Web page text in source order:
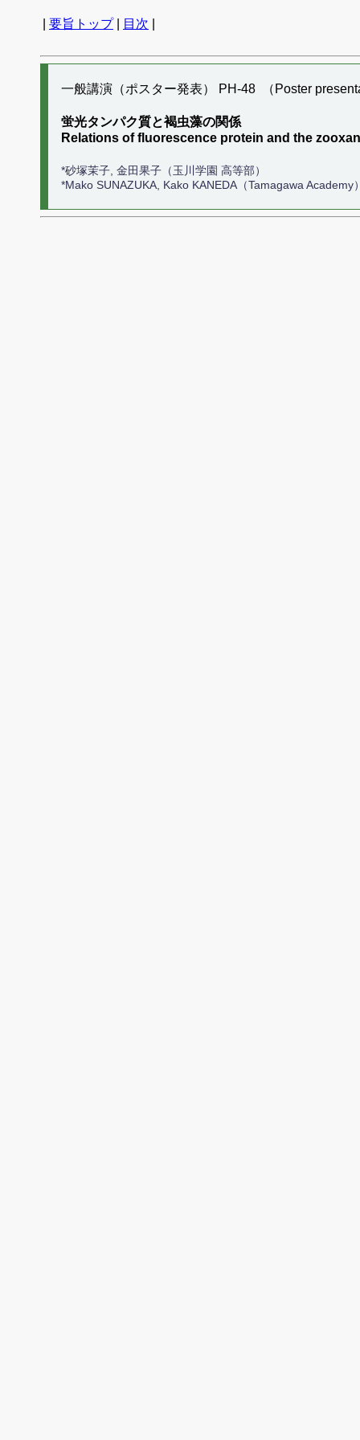
要旨トップ| 目次
一般講演（ポスター発表） PH-48 （Poster
蛍光タンパク質と褐虫藻の関係
Relations of fluorescence protein and the
*砂塚茉子, 金田果子（玉川学園 高等部）
*Mako SUNAZUKA, Kako KANEDA（Tamagawa Academy